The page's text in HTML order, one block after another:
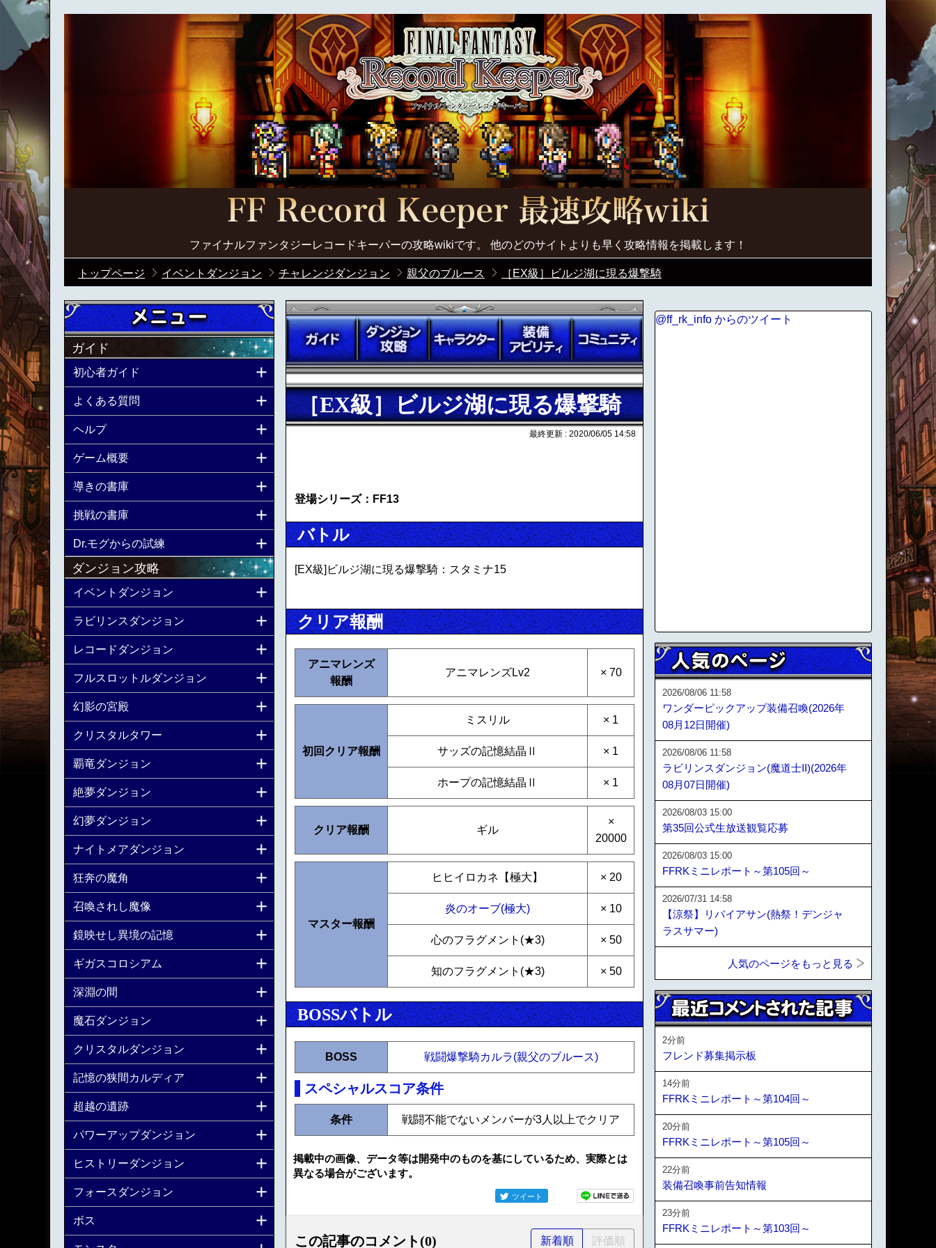
ファイナルファンタジーレコードキーパーの攻略wikiです。 他のどのサイトよりも早く攻略情報を掲載します！
トップページ イベントダンジョン チャレンジダンジョン 親父のブルース ［EX級］ビルジ湖に現る爆撃騎
［EX級］ビルジ湖に現る爆撃騎
最終更新 : 2020/06/05 14:58
登場シリーズ：FF13
バトル
[EX級]ビルジ湖に現る爆撃騎：スタミナ15
クリア報酬
アニマレンズ
報酬
アニマレンズLv2 × 70
初回クリア報酬
ミスリル × 1
サッズの記憶結晶Ⅱ × 1
ホープの記憶結晶Ⅱ × 1
クリア報酬 ギル
×
20000
マスター報酬
ヒヒイロカネ【極大】 × 20
炎のオーブ(極大) × 10
心のフラグメント(★3) × 50
知のフラグメント(★3) × 50
BOSSバトル
BOSS 戦闘爆撃騎カルラ(親父のブルース)
スペシャルスコア条件
条件 戦闘不能でないメンバーが3人以上でクリア
掲載中の画像、データ等は開発中のものを基にしているため、実際とは
異なる場合がございます。
ツイート
この記事のコメント(0) 新着順 評価順
ガイド
初心者ガイド
よくある質問
ヘルプ
ゲーム概要
導きの書庫
挑戦の書庫
Dr.モグからの試練
ダンジョン攻略
イベントダンジョン
ラビリンスダンジョン
レコードダンジョン
フルスロットルダンジョン
幻影の宮殿
クリスタルタワー
覇竜ダンジョン
絶夢ダンジョン
幻夢ダンジョン
ナイトメアダンジョン
狂奔の魔角
召喚されし魔像
鏡映せし異境の記憶
ギガスコロシアム
深淵の間
魔石ダンジョン
クリスタルダンジョン
記憶の狭間カルディア
超越の遺跡
パワーアップダンジョン
ヒストリーダンジョン
フォースダンジョン
ボス
@ff_rk_info からのツイート
2026/08/06 11:58
ワンダーピックアップ装備召喚(2026年
08月12日開催)
2026/08/06 11:58
ラビリンスダンジョン(魔道士II)(2026年
08月07日開催)
2026/08/03 15:00
第35回公式生放送観覧応募
2026/08/03 15:00
FFRKミニレポート～第105回～
2026/07/31 14:58
【涼祭】リバイアサン(熱祭！デンジャ
ラスサマー)
人気のページをもっと見る
2分前
フレンド募集掲示板
14分前
FFRKミニレポート～第104回～
20分前
FFRKミニレポート～第105回～
22分前
装備召喚事前告知情報
23分前
FFRKミニレポート～第103回～